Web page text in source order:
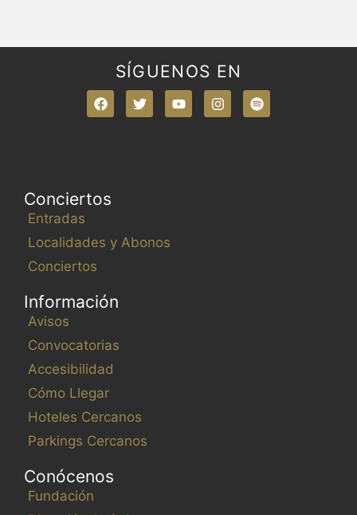
SÍGUENOS EN
Conciertos
Entradas
Localidades y Abonos
Conciertos
Información
Avisos
Convocatorias
Accesibilidad
Cómo Llegar
Hoteles Cercanos
Parkings Cercanos
Conócenos
Fundación